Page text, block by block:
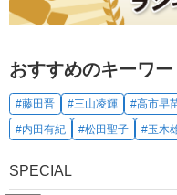
おすすめのキーワ
#藤田晋 #三山凌輝 #高市早
#内田有紀
#松田聖子 #玉木
SPECIAL